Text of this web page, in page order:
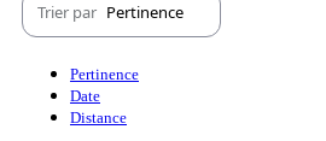
Trier par Pertinence
Pertinence
Date
Distance